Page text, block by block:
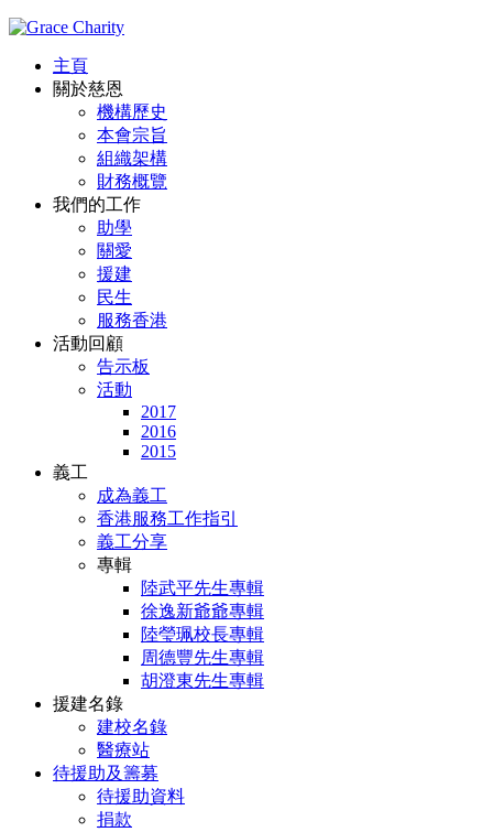
主頁
關於慈恩
機構歷史
本會宗旨
組織架構
財務概覽
我們的工作
助學
關愛
援建
民生
服務香港
活動回顧
告示板
活動
2017
2016
2015
義工
成為義工
香港服務工作指引
義工分享
專輯
陸武平先生專輯
徐逸新爺爺專輯
陸瑩珮校長專輯
周德豐先生專輯
胡澄東先生專輯
援建名錄
建校名錄
醫療站
待援助及籌募
待援助資料
捐款